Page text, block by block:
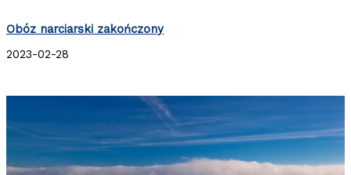
Obóz narciarski zakończony
2023-02-28